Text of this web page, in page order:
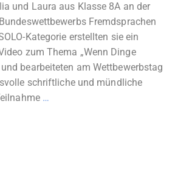
und Laura aus Klasse 8A an der
Fremdsprachen
Kategorie erstellten sie ein
zum Thema „Wenn Dinge
bearbeiteten am Wettbewerbstag
schriftliche und mündliche
…